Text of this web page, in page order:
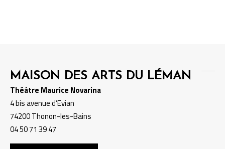
MAISON DES ARTS DU LÉMAN
Théâtre Maurice Novarina
4 bis avenue d’Evian
74200 Thonon-les-Bains
04 50 71 39 47